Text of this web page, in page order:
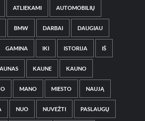
ATLIEKAMI AUTOMOBILIŲ
BMW DARBAI DAUGIAU
GAMINA IKI ISTORIJA IŠ
KAUNE KAUNO
MANO MIESTO NAUJĄ
NUO NUVEŽTI PASLAUGŲ